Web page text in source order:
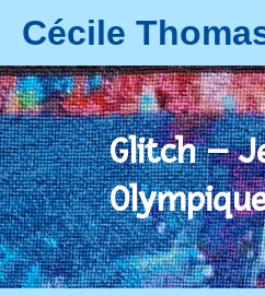
contenu
Cécile
Glitch –